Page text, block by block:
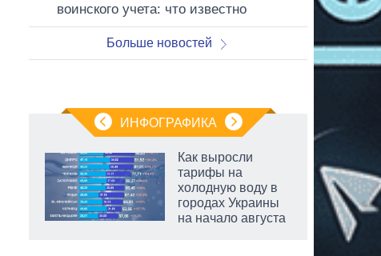
воинского учета: что известно
Больше новостей
ИНФОГРАФИКА
Как выросли
тарифы на
холодную воду в
городах Украины
на начало августа